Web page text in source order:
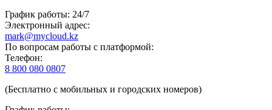
График работы: 24/7
Электронный адрес:
mark@mycloud.kz
По вопросам работы с платформой:
Телефон:
8 800 080 0807
(Бесплатно с мобильных и городских номеров)